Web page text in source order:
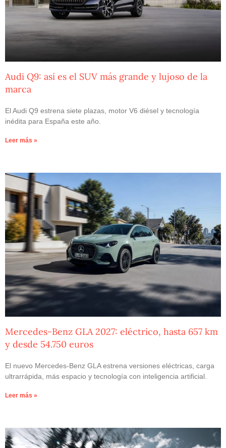
Audi Q9: así es el SUV más grande y lujoso de la
marca
El Audi Q9 estrena siete plazas, motor V6 diésel y tecnología
inédita para España este año.
Leer más »
Mercedes-Benz GLA 2027: eléctrico, hasta 657 km
y desde 54.750 euros
El nuevo Mercedes-Benz GLA estrena versiones eléctricas, carga
ultrarrápida, más espacio y tecnología con inteligencia artificial.
Leer más »